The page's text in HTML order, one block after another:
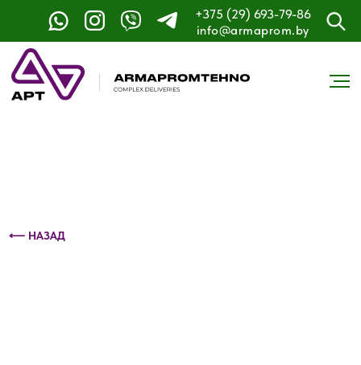
+375 (29) 693-79-86
info@armaprom.by
Контактный телефон: +375 (29) 693-79-86
⟵ НАЗАД